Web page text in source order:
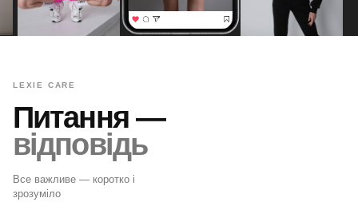
LEXIE CARE
Питання —
відповідь
Все важливе — коротко і
зрозуміло